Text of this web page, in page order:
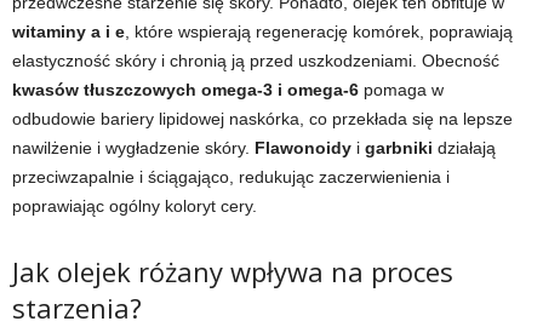
witaminy a i e , które wspierają regenerację komórek, poprawiają
elastyczność skóry i chronią ją przed uszkodzeniami. Obecność
kwasów tłuszczowych omega-3 i omega-6 pomaga w
odbudowie bariery lipidowej naskórka, co przekłada się na lepsze
nawilżenie i wygładzenie skóry. Flawonoidy i garbniki działają
przeciwzapalnie i ściągająco, redukując zaczerwienienia i
poprawiając ogólny koloryt cery.
Jak olejek różany wpływa na proces
starzenia?